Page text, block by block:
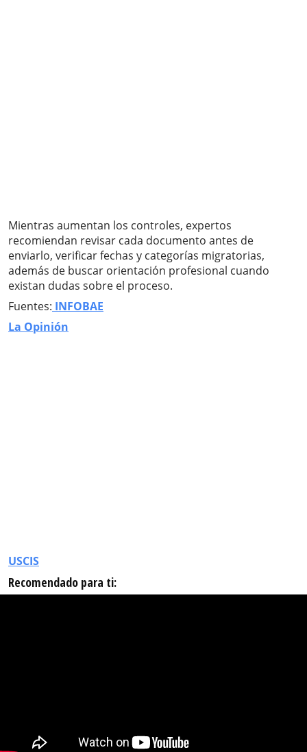
Mientras aumentan los controles, expertos
recomiendan revisar cada documento antes de
enviarlo, verificar fechas y categorías migratorias,
además de buscar orientación profesional cuando
existan dudas sobre el proceso.
Fuentes: INFOBAE
La Opinión
USCIS
Recomendado para ti: